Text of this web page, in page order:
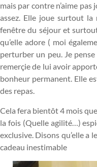
mais par contre n’aime
assez. Elle joue surtout la
fenêtre du séjour et
qu’elle adore ( moi
perturber un peu. Je
remerçie de lui avoir
bonheur permanent. Elle
des repas.
Cela fera bientôt 4 mois
la fois (Quelle agilité…)
exclusive. Disons qu’elle a
cadeau inestimable